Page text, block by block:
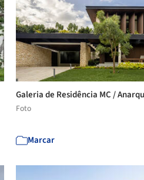
Galeria de Residência MC /
Foto
Marcar